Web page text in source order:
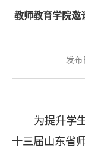
教师教育学院邀
发布
为提升学
十三届山东省